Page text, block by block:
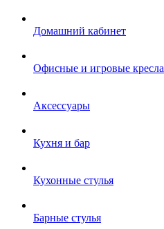
Домашний кабинет
Офисные и игровые кресла
Аксессуары
Кухня и бар
Кухонные стулья
Барные стулья